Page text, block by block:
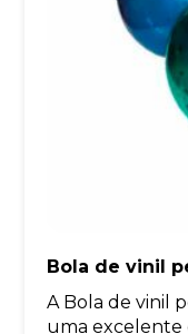
Bola de vinil
A Bola de vinil
uma excelente